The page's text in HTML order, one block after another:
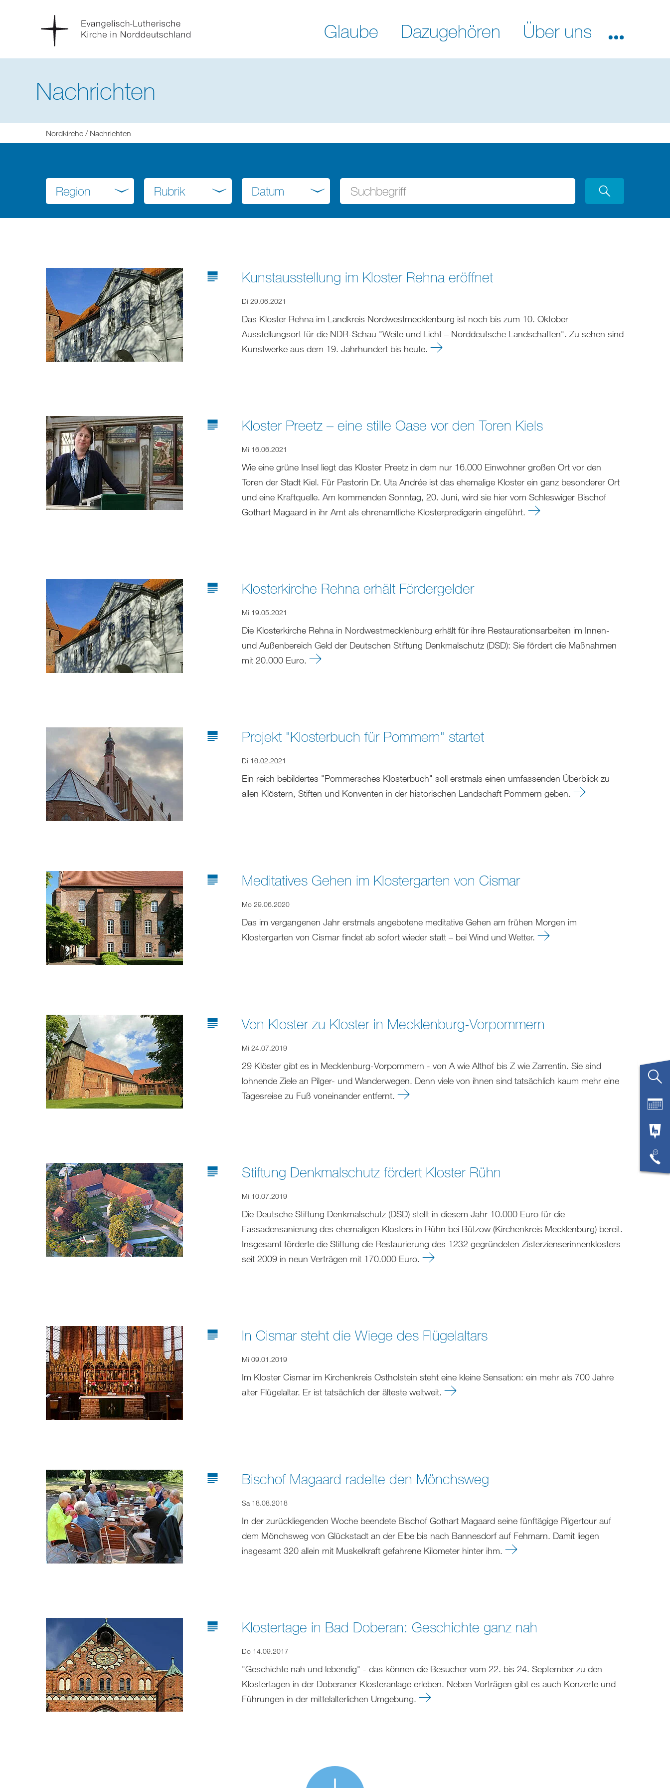
Glaube Dazugehören Über uns
Nachrichten
befinden
Nordkirche Nachrichten
Region Rubrik Datum
Kunstausstellung im Kloster Rehna eröffnet
Di 29.06.2021
Das Kloster Rehna im Landkreis Nordwestmecklenburg ist noch bis zum 10. Oktober
Ausstellungsort für die NDR-Schau "Weite und Licht – Norddeutsche Landschaften". Zu sehen sind
Kunstwerke aus dem 19. Jahrhundert bis heute.
Kloster Preetz – eine stille Oase vor den Toren Kiels
Mi 16.06.2021
Wie eine grüne Insel liegt das Kloster Preetz in dem nur 16.000 Einwohner großen Ort vor den
Toren der Stadt Kiel. Für Pastorin Dr. Uta Andrée ist das ehemalige Kloster ein ganz besonderer Ort
und eine Kraftquelle. Am kommenden Sonntag, 20. Juni, wird sie hier vom Schleswiger Bischof
Gothart Magaard in ihr Amt als ehrenamtliche Klosterpredigerin eingeführt.
Klosterkirche Rehna erhält Fördergelder
Mi 19.05.2021
Die Klosterkirche Rehna in Nordwestmecklenburg erhält für ihre Restaurationsarbeiten im Innen-
und Außenbereich Geld der Deutschen Stiftung Denkmalschutz (DSD): Sie fördert die Maßnahmen
mit 20.000 Euro.
Projekt "Klosterbuch für Pommern" startet
Di 16.02.2021
Ein reich bebildertes "Pommersches Klosterbuch" soll erstmals einen umfassenden Überblick zu
allen Klöstern, Stiften und Konventen in der historischen Landschaft Pommern geben.
Meditatives Gehen im Klostergarten von Cismar
Mo 29.06.2020
Das im vergangenen Jahr erstmals angebotene meditative Gehen am frühen Morgen im
Klostergarten von Cismar findet ab sofort wieder statt – bei Wind und Wetter.
Von Kloster zu Kloster in Mecklenburg-Vorpommern
Mi 24.07.2019
29 Klöster gibt es in Mecklenburg-Vorpommern - von A wie Althof bis Z wie Zarrentin. Sie sind
lohnende Ziele an Pilger- und Wanderwegen. Denn viele von ihnen sind tatsächlich kaum mehr eine
Tagesreise zu Fuß voneinander entfernt.
Stiftung Denkmalschutz fördert Kloster Rühn
Mi 10.07.2019
Die Deutsche Stiftung Denkmalschutz (DSD) stellt in diesem Jahr 10.000 Euro für die
Fassadensanierung des ehemaligen Klosters in Rühn bei Bützow (Kirchenkreis Mecklenburg) bereit.
Insgesamt förderte die Stiftung die Restaurierung des 1232 gegründeten Zisterzienserinnenklosters
seit 2009 in neun Verträgen mit 170.000 Euro.
In Cismar steht die Wiege des Flügelaltars
Mi 09.01.2019
Im Kloster Cismar im Kirchenkreis Ostholstein steht eine kleine Sensation: ein mehr als 700 Jahre
alter Flügelaltar. Er ist tatsächlich der älteste weltweit.
Bischof Magaard radelte den Mönchsweg
Sa 18.08.2018
In der zurückliegenden Woche beendete Bischof Gothart Magaard seine fünftägige Pilgertour auf
dem Mönchsweg von Glückstadt an der Elbe bis nach Bannesdorf auf Fehmarn. Damit liegen
insgesamt 320 allein mit Muskelkraft gefahrene Kilometer hinter ihm.
Klostertage in Bad Doberan: Geschichte ganz nah
Do 14.09.2017
"Geschichte nah und lebendig" - das können die Besucher vom 22. bis 24. September zu den
Klostertagen in der Doberaner Klosteranlage erleben. Neben Vorträgen gibt es auch Konzerte und
Führungen in der mittelalterlichen Umgebung.